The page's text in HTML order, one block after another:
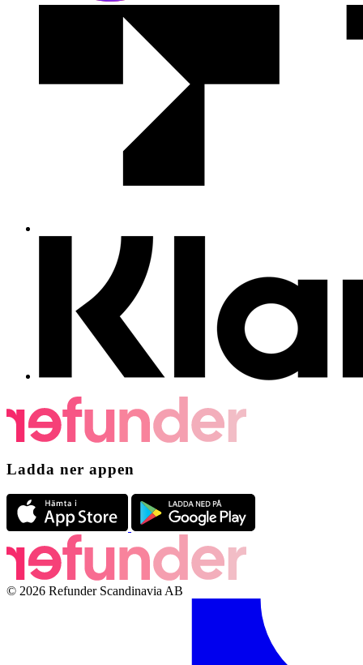
Ladda ner appen
© 2026 Refunder Scandinavia AB